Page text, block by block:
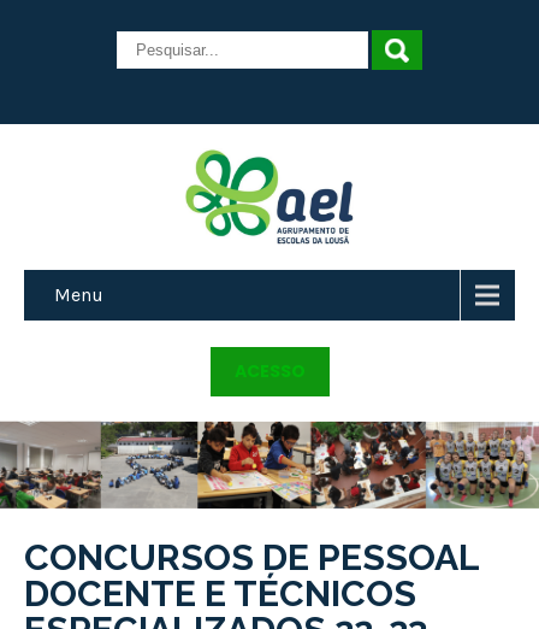
Menu
ACESSO
CONCURSOS DE PESSOAL
DOCENTE E TÉCNICOS